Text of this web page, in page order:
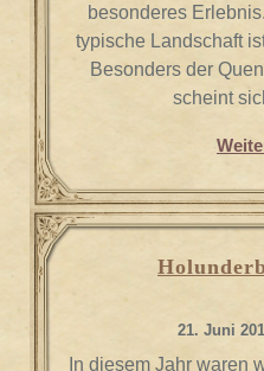
besonderes
typische Landschaft
Besonders der
scheint
21. Juni
In diesem Jahr waren